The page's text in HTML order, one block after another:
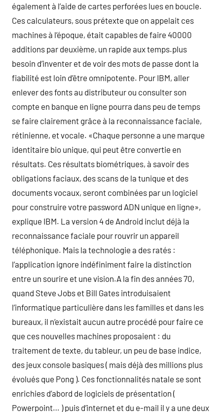
également à l’aide de cartes perforées lues en boucle.
Ces calculateurs, sous prétexte que on appelait ces
machines à l’époque, était capables de faire 40000
additions par deuxième, un rapide aux temps.plus
besoin d’inventer et de voir des mots de passe dont la
fiabilité est loin d’être omnipotente. Pour IBM, aller
enlever des fonts au distributeur ou consulter son
compte en banque en ligne pourra dans peu de temps
se faire clairement grâce à la reconnaissance faciale,
rétinienne, et vocale. «Chaque personne a une marque
identitaire bio unique, qui peut être convertie en
résultats. Ces résultats biométriques, à savoir des
obligations faciaux, des scans de la tunique et des
documents vocaux, seront combinées par un logiciel
pour construire votre password ADN unique en ligne»,
explique IBM. La version 4 de Android inclut déjà la
reconnaissance faciale pour rouvrir un appareil
téléphonique. Mais la technologie a des ratés :
l’application ignore indéfiniment faire la distinction
entre un sourire et une vision.A la fin des années 70,
quand Steve Jobs et Bill Gates introduisaient
l’informatique particulière dans les familles et dans les
bureaux, il n’existait aucun autre procédé pour faire ce
que ces nouvelles machines proposaient : du
traitement de texte, du tableur, un peu de base indice,
des jeux console basiques ( mais déjà des millions plus
évolués que Pong ). Ces fonctionnalités natale se sont
enrichies d’abord de logiciels de présentation (
Powerpoint… ) puis d’internet et du e-mail il y a une deux